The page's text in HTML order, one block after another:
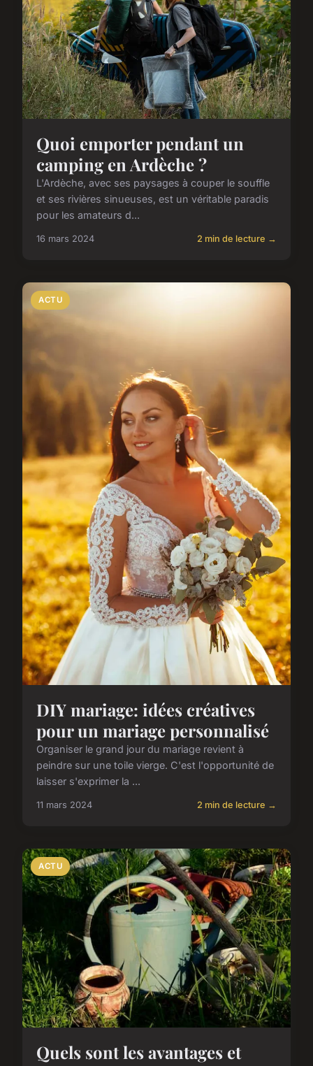
Quoi emporter pendant un
camping en Ardèche ?
L'Ardèche, avec ses paysages à couper le souffle
et ses rivières sinueuses, est un véritable paradis
pour les amateurs d...
16 mars 2024 2 min de lecture →
ACTU
DIY mariage: idées créatives
pour un mariage personnalisé
Organiser le grand jour du mariage revient à
peindre sur une toile vierge. C'est l'opportunité de
laisser s'exprimer la ...
11 mars 2024 2 min de lecture →
ACTU
Quels sont les avantages et